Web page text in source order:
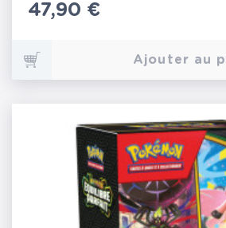
Prix
47,90 €
Ajouter au